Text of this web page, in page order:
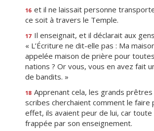
16 et il ne laissait personne
ce soit à travers le Temple.
17 Il enseignait, et il déclarait aux
« L’Écriture ne dit-elle pas : Ma
appelée maison de prière pour
nations ? Or vous, vous en avez fait
de bandits. »
18 Apprenant cela, les grands
scribes cherchaient comment le faire
effet, ils avaient peur de lui, car
frappée par son enseignement.